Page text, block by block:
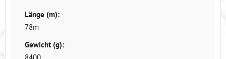
Länge (m):
78m
Gewicht (g):
8400